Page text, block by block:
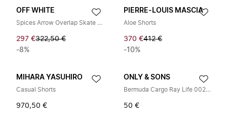
OFF WHITE
Spices Arrow Overlap Skate Bermuda Shorts
297 €322,50 €
-8%
PIERRE-LOUIS MASCIA
Aloe Shorts
370 €412 €
-10%
MIHARA YASUHIRO
Casual Shorts
970,50 €
ONLY & SONS
Bermuda Cargo Ray Life 0020 Ribstop
50 €